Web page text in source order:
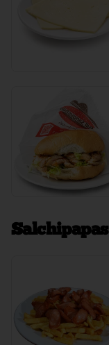
Salchipapas